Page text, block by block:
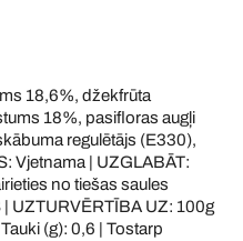
18,6%, džekfrūta
18%, pasifloras augļi
regulētājs (E330),
Vjetnama | UZGLABĀT:
no tiešas saules
UZTURVĒRTĪBA UZ: 100g
(g): 0,6 | Tostarp